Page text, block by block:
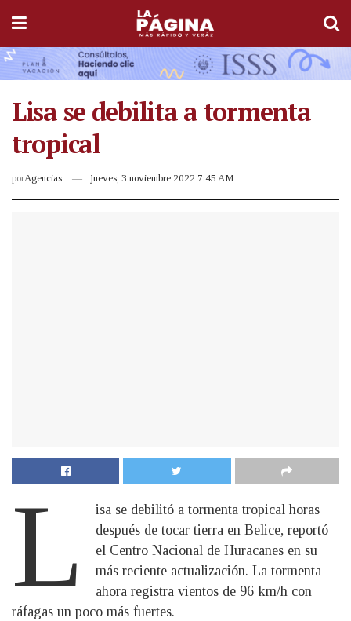
Lisa se debilita a tormenta
tropical
porAgencias jueves, 3 noviembre 2022 7:45 AM
L
isa se debilitó a tormenta tropical horas
después de tocar tierra en Belice, reportó
el Centro Nacional de Huracanes en su
más reciente actualización. La tormenta
ahora registra vientos de 96 km/h con
ráfagas un poco más fuertes.